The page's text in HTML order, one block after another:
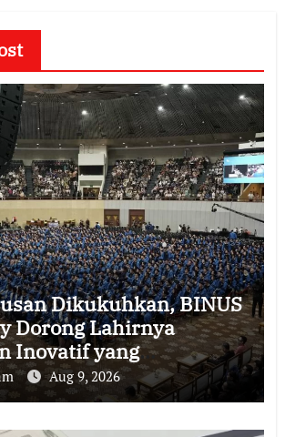
Dikukuhkan, BINUS
Dorong Lahirnya
Inovatif yang
Aug 9, 2026